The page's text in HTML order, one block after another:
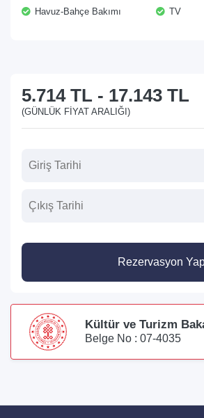
Havuz-Bahçe Bakımı
TV
5.714 TL - 17.143 TL
(GÜNLÜK FIYAT ARALIĞI)
Rezervasyon
Kültür ve Turizm
Belge No : 07-4035